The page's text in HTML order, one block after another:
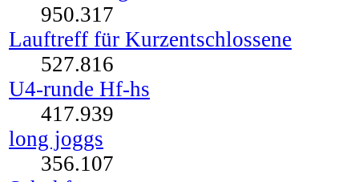
950.317
Lauftreff für Kurzentschlossene
527.816
U4-runde Hf-hs
417.939
long joggs
356.107